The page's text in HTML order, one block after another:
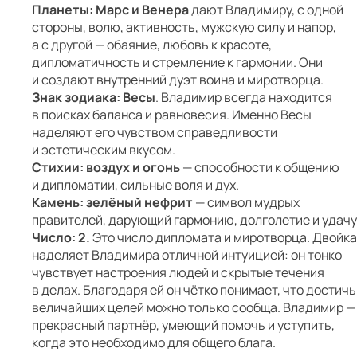
Планеты: Марс и Венерадают Владимиру, с одной
стороны, волю, активность, мужскую силу и напор,
а с другой — обаяние, любовь к красоте,
дипломатичность и стремление к гармонии. Они
и создают внутренний дуэт воина и миротворца.
Знак зодиака: Весы. Владимир всегда находится
в поисках баланса и равновесия. Именно Весы
наделяют его чувством справедливости
и эстетическим вкусом.
Стихии: воздух и огонь— способности к общению
и дипломатии, сильные воля и дух.
Камень: зелёный нефрит — символ мудрых
правителей, дарующий гармонию, долголетие и
Число: 2.Это число дипломата и миротворца. Двойка
наделяет Владимира отличной интуицией: он тонко
чувствует настроения людей и скрытые течения
в делах. Благодаря ей он чётко понимает, что достичь
величайших целей можно только сообща. Владимир —
прекрасный партнёр, умеющий помочь и уступить,
когда это необходимо для общего блага.